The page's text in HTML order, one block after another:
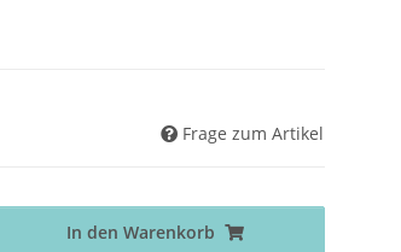
Frage zum Artikel
In den Warenkorb